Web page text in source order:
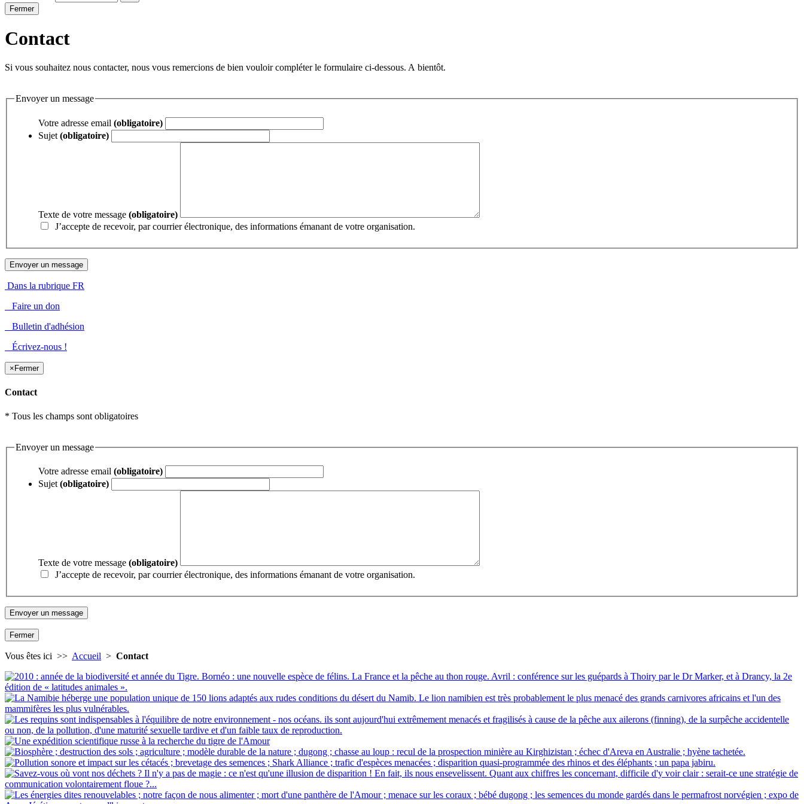
Fermer
Contact
Si vous souhaitez nous contacter, nous vous remercions de bien vouloir compléter le formulaire ci-dessous. A bientôt.
Envoyer un message
Votre adresse email (obligatoire)
Sujet (obligatoire)
Texte de votre message (obligatoire)
J’accepte de recevoir, par courrier électronique, des informations émanant de votre organisation.
Dans la rubrique FR
Faire un don
Bulletin d'adhésion
Écrivez-nous !
× Fermer
Contact
* Tous les champs sont obligatoires
Envoyer un message
Votre adresse email (obligatoire)
Sujet (obligatoire)
Texte de votre message (obligatoire)
J’accepte de recevoir, par courrier électronique, des informations émanant de votre organisation.
Fermer
Vous êtes ici >> Accueil > Contact